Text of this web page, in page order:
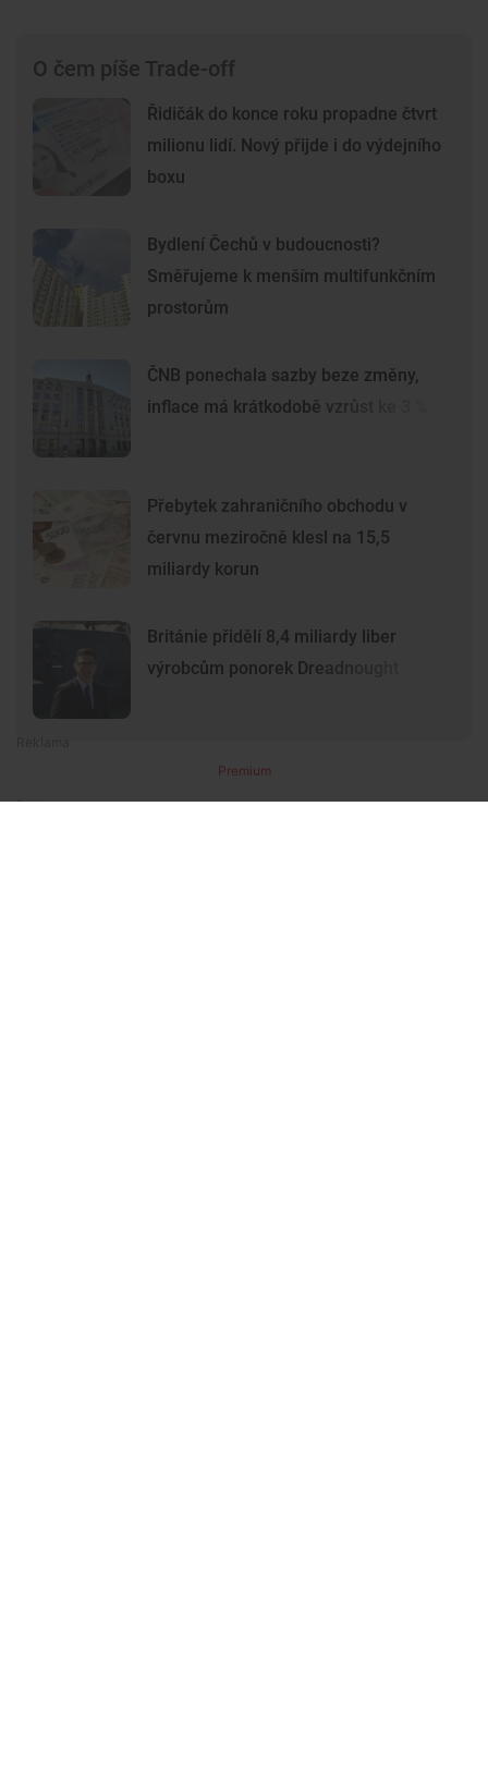
O čem píše Trade-off
Řidičák do konce roku propadne čtvrt
milionu lidí. Nový přijde i do výdejního
boxu
Bydlení Čechů v budoucnosti?
Směřujeme k menším multifunkčním
prostorům
ČNB ponechala sazby beze změny,
inflace má krátkodobě vzrůst ke 3 %
Přebytek zahraničního obchodu v
červnu meziročně klesl na 15,5
miliardy korun
Británie přidělí 8,4 miliardy liber
výrobcům ponorek Dreadnought
Premium